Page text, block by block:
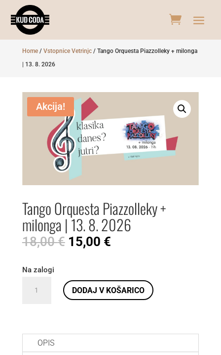
Home/ Vstopnice Vetrinjc/ Tango Orquesta Piazzolleky + milonga
| 13. 8. 2026
Akcija!
Tango Orquesta Piazzolleky +
milonga | 13. 8. 2026
18,00€ Izvirna
bila:
18,00 €.
15,00 €Trenutna
15,00 €.
Na zalogi
milonga
|
DODAJ V KOŠARICO
OPIS